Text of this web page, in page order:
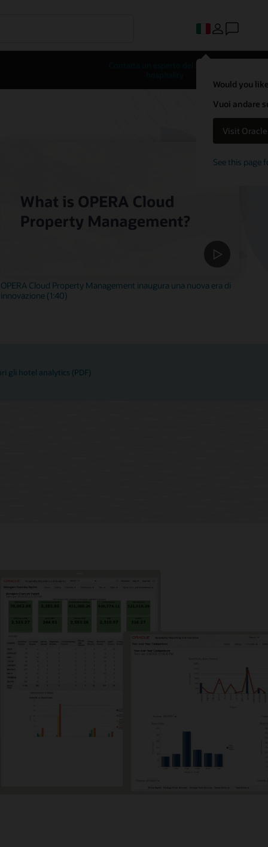
Would you
Vuoi andare
Visit
See this page
OPERA Cloud Property Management inaugura una nuova era di
innovazione (1:40)
gli hotel analytics (PDF)